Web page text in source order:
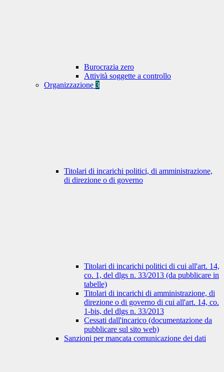
Burocrazia zero
Attività soggette a controllo
Organizzazione 3
Titolari di incarichi politici, di amministrazione,
di direzione o di governo
Titolari di incarichi politici di cui all'art. 14,
co. 1, del dlgs n. 33/2013 (da pubblicare in
tabelle)
Titolari di incarichi di amministrazione, di
direzione o di governo di cui all'art. 14, co.
1-bis, del dlgs n. 33/2013
Cessati dall'incarico (documentazione da
pubblicare sul sito web)
Sanzioni per mancata comunicazione dei dati